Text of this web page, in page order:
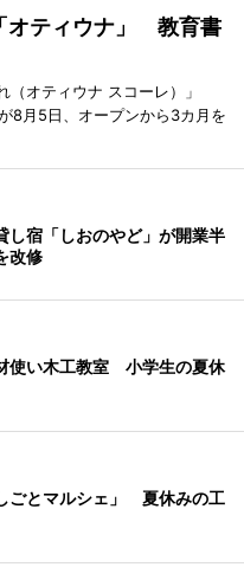
オティウナ」 教育書
オティウナ スコーレ）」
8月5日、オープンから3カ月を
し宿「しおのやど」が開業半
改修
使い木工教室 小学生の夏休
ごとマルシェ」 夏休みの工